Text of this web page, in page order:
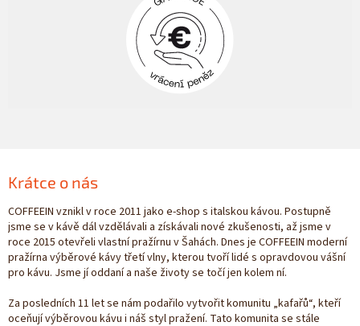
Krátce o nás
COFFEEIN vznikl v roce 2011 jako e-shop s italskou kávou. Postupně
jsme se v kávě dál vzdělávali a získávali nové zkušenosti, až jsme v
roce 2015 otevřeli vlastní pražírnu v Šahách. Dnes je COFFEEIN moderní
pražírna výběrové kávy třetí vlny, kterou tvoří lidé s opravdovou vášní
pro kávu. Jsme jí oddaní a naše životy se točí jen kolem ní.
Za posledních 11 let se nám podařilo vytvořit komunitu „kafařů“, kteří
oceňují výběrovou kávu i náš styl pražení. Tato komunita se stále